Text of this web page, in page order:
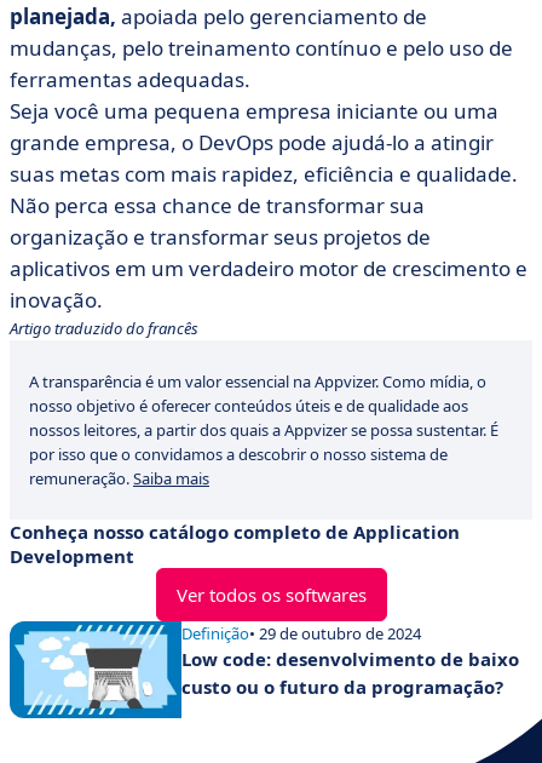
planejada, apoiada pelo gerenciamento de
mudanças, pelo treinamento contínuo e pelo uso de
ferramentas adequadas.
Seja você uma pequena empresa iniciante ou uma
grande empresa, o DevOps pode ajudá-lo a atingir
suas metas com mais rapidez, eficiência e qualidade.
Não perca essa chance de transformar sua
organização e transformar seus projetos de
aplicativos em um verdadeiro motor de crescimento e
inovação.
Artigo traduzido do francês
A transparência é um valor essencial na Appvizer. Como mídia, o
nosso objetivo é oferecer conteúdos úteis e de qualidade aos
nossos leitores, a partir dos quais a Appvizer se possa sustentar. É
por isso que o convidamos a descobrir o nosso sistema de
remuneração.Saiba mais
Conheça nosso catálogo completo de Application
Development
Ver todos os softwares
Definição• 29 de outubro de 2024
Low code: desenvolvimento de baixo
custo ou o futuro da programação?